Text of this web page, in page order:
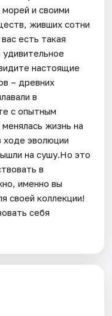
морей и своими
живших сотни
есть такая
настоящие
– древних
в
с опытным
жизнь на
эволюции
на сушу.Но это
в
именно вы
своей коллекции!
себя